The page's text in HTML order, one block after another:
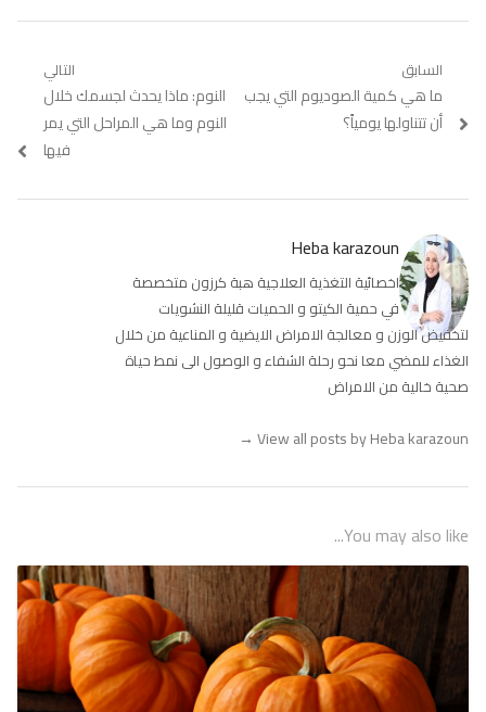
تصفّح
المقالات
السابق
Previous
post:
ما هي كمية الصوديوم التي يجب
أن تتناولها يومياً؟
التالي
Next
post:
النوم: ماذا يحدث لجسمك خلال
النوم وما هي المراحل التي يمر
فيها
Heba karazoun
اخصائية التغذية العلاجية هبة كرزون متخصصة
في حمية الكيتو و الحميات قليلة النشويات
لتخفيض الوزن و معالجة الامراض الايضية و المناعية من خلال
الغذاء للمضي معا نحو رحلة الشفاء و الوصول الى نمط حياة
صحية خالية من الامراض
View all posts by Heba karazoun
→
You may also like...